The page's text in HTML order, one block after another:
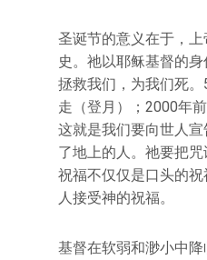
圣诞节的意义在于，
史。祂以耶稣基督的
拯救我们，为我们死
走（登月）；2000年
这就是我们要向世人
了地上的人。祂要把
祝福不仅仅是口头的
人接受神的祝福。
基督在软弱和渺小中